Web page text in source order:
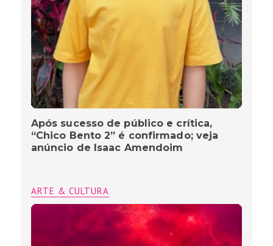
Após sucesso de público e crítica,
“Chico Bento 2” é confirmado; veja
anúncio de Isaac Amendoim
ARTE & CULTURA